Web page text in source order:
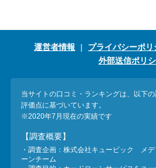
運営者情報 プライバシーポリ
外部送信ポリ
当サイトの口コミ・ランキングは、以下
評価点に基づいています。
※2020年7月現在の実績です
【調査概要】
・調査企画：株式会社キュービック メ
ーンチーム